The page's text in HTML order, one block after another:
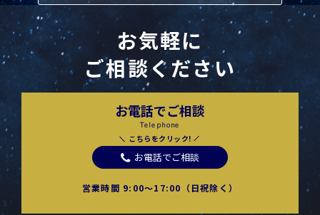
お気軽に
ご相談ください
お電話でご相談
Telephone
こちらをクリック!
お電話でご相談
営業時間 9:00〜17:00（日祝除く）